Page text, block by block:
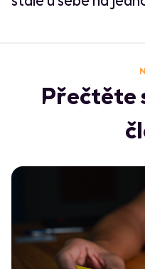
Přečtěte